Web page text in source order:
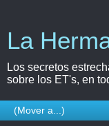
La
Los secretos
sobre los ET's, en